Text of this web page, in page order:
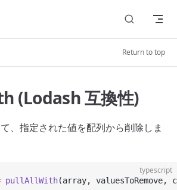
Return to top
(Lodash 互換性)
、指定された値を配列から削除しま
typescript
pullAllWith(array, valuesToRemove,